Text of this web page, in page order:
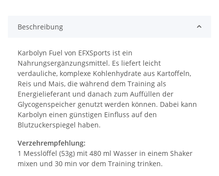
Beschreibung
Karbolyn Fuel von EFXSports ist ein
Nahrungsergänzungsmittel. Es liefert leicht
verdauliche, komplexe Kohlenhydrate aus Kartoffeln,
Reis und Mais, die während dem Training als
Energielieferant und danach zum Auffüllen der
Glycogenspeicher genutzt werden können. Dabei kann
Karbolyn einen günstigen Einfluss auf den
Blutzuckerspiegel haben.
Verzehrempfehlung:
1 Messlöffel (53g) mit 480 ml Wasser in einem Shaker
mixen und 30 min vor dem Training trinken.